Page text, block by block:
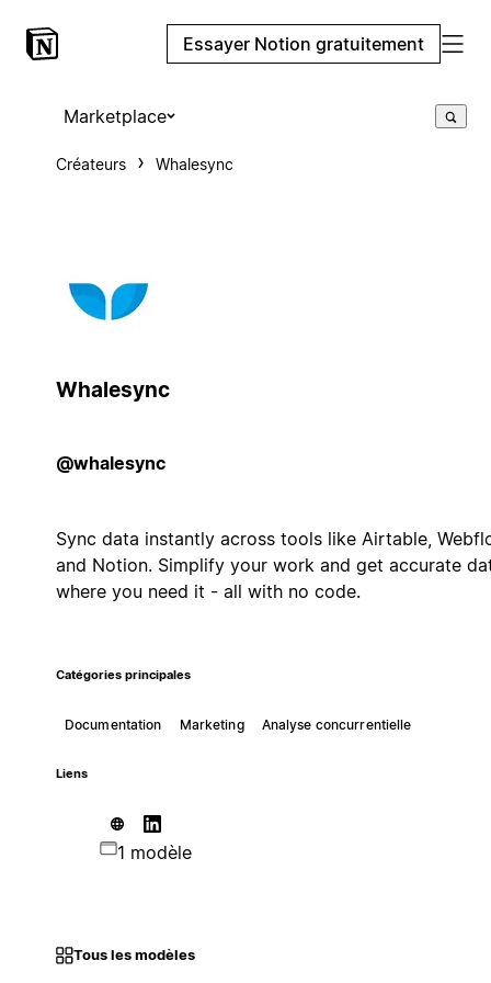
Essayer Notion gratuitement
Marketplace
Créateurs Whalesync
Whalesync
@whalesync
Sync data instantly across tools like Airtable,
and Notion. Simplify your work and get accurate
where you need it - all with no code.
Catégories principales
Documentation Marketing Analyse concurrentielle
Liens
1 modèle
Tous les modèles